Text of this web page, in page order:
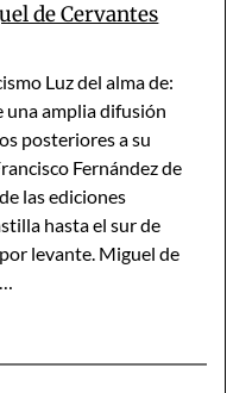
de Cervantes
Luz del alma de:
una amplia difusión
posteriores a su
Fernández de
las ediciones
hasta el sur de
levante. Miguel de